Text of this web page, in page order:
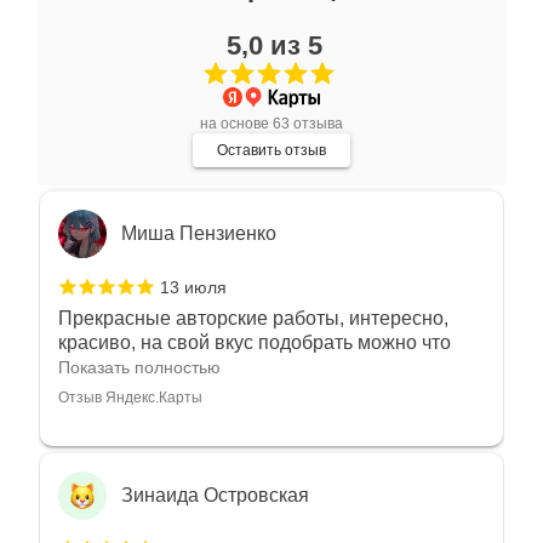
5,0 из 5
на основе 63 отзыва
Оставить отзыв
Очень большой выбор украшений! Каждое -
индивидуально и завораживает своей
красотой! Трудно не купить всё! Спасибо!
Отзыв Яндекс.Карты
Миша Пензиенко
13 июля
Прекрасные авторские работы, интересно,
красиво, на свой вкус подобрать можно что
угодно
Показать полностью
Отзыв Яндекс.Карты
Зинаида Островская